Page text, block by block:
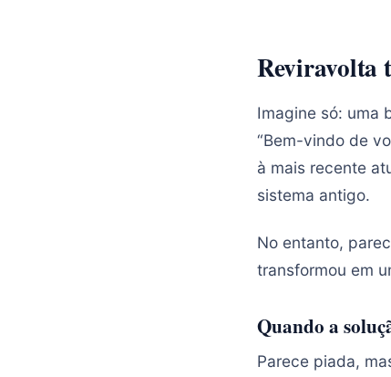
Reviravolta
Imagine só: uma
“Bem-vindo de
à mais recente
sistema antigo.
No entanto,
transformou em
Quando a
Parece piada,